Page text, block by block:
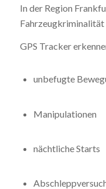
In der Region
Fahrzeugkriminalität
GPS Tracker
unbefugte
Manipulationen
nächtliche Starts